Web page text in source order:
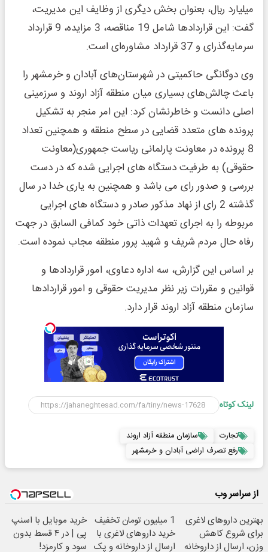
میلیارد ريال، بعنوان بخش دیگری از وظایف این مدیریت،
گفت: این قراردادها شامل 19 مناقصه، 3 مزایده، 9 قرارداد
سرمایه‌گذرای و 37 قرارداد مشاوره‌ای است.
وی دوگانگی حاکمیتی در شهرستان‌های آبادان و خرمشهر را
باعث چالش‌های بسیاری میان منطقه آزاد اروند و سرزمینی
اصلی دانست و خاطرنشان کرد: این امر منجر به تشکیل
پرونده های متعدد قضایی در سطح منطقه و همچنین تعداد
8 پرونده در معاونت پارلمانی ریاست جمهوری(معاونت
حقوقی) به طرفیت دستگاه های اجرایی شده که در دست
بررسی و صدور رای می باشد و همچنین به یاری خدا در سال
گذشته 2 رای از نهاد مذکور صادر و دستگاه های اجرایی
مربوطه را به اجرای تعهدات ذاتی خود کمافی السابق در جهت
رفاه حال مردم شریف و شهید پرور منطقه مجاب نموده است.
بر اساس این گزارش، سه اداره دعاوی، امور قراردادها و
قوانین و مقررات زیر نظر مدیریت حقوقی و امور قراردادها
سازمان منطقه آزاد اروند قرار دارد.
لینک کوتاه
تجارت
سازمان منطقه آزاد اروند
رفع تصرف اراضی آبادان و خرمشهر
از سراسر وب
بهترین داروهای لاغری
برای شروع کاهش
وزن، ارسال از داروخانه
1 میلیون تومان تخفیف
خرید داروهای لاغری با
ارسال از داروخانه و پک
خرید موبایل با اسنپ
پی | در ۴ قسط بدون
سود و کارمزد!